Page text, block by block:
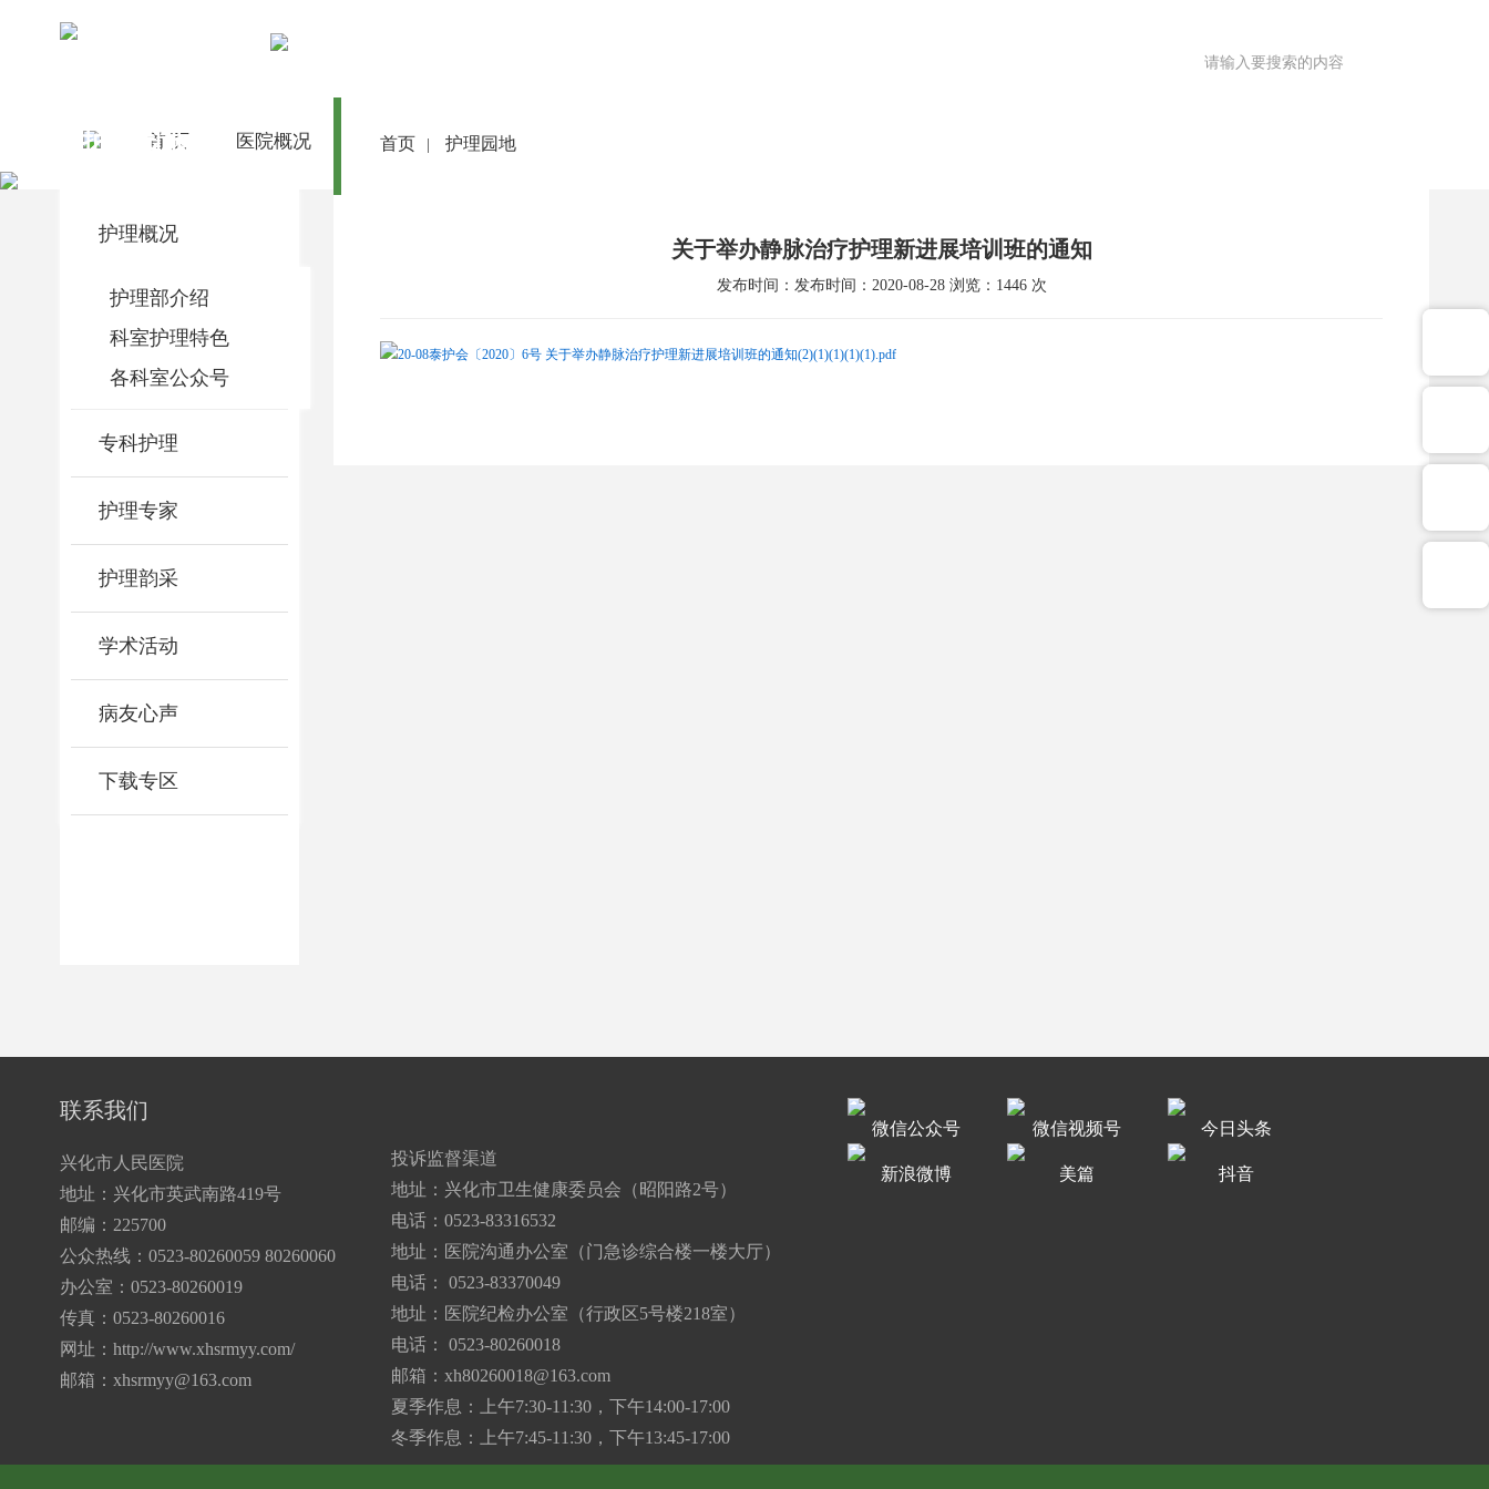
首 页 医院概况 医院动态 党建文化
护理园地
护理概况
护理部介绍
科室护理特色
各科室公众号
专科护理
护理专家
护理韵采
学术活动
病友心声
下载专区
首页 护理园地
关于举办静脉治疗护理新进展培训班的通知
发布时间：发布时间：2020-08-28 浏览：1446 次
20-08泰护会〔2020〕6号 关于举办静脉治疗护理新进展培训班的通知(2)(1)(1)(1)(1).pdf
联系我们
兴化市人民医院
地址：兴化市英武南路419号
邮编：225700
公众热线：0523-80260059 80260060
办公室：0523-80260019
传真：0523-80260016
网址：http://www.xhsrmyy.com/
邮箱： xhsrmyy@163.com
投诉监督渠道
地址：兴化市卫生健康委员会（昭阳路2号）
电话：0523-83316532
地址：医院沟通办公室（门急诊综合楼一楼大厅）
电话： 0523-83370049
地址：医院纪检办公室（行政区5号楼218室）
电话： 0523-80260018
邮箱： xh80260018@163.com
夏季作息：上午7:30-11:30，下午14:00-17:00
冬季作息：上午7:45-11:30，下午13:45-17:00
微信公众号 微信视频号 今日头条
新浪微博 美篇 抖音